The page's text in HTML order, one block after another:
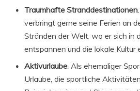
Traumhafte Stranddestinationen
verbringt gerne seine Ferien an
Stränden der Welt, wo er sich in
entspannen und die lokale Kultur
Aktivurlaube: Als ehemaliger
Urlaube, die sportliche